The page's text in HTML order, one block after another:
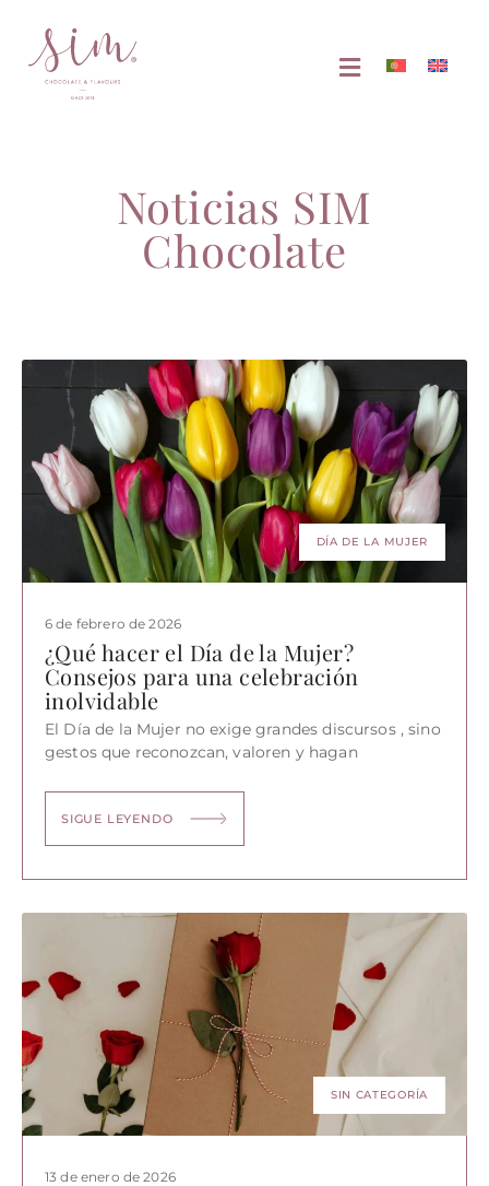
Noticias SIM
Chocolate
DÍA DE LA MUJER
6 de febrero de 2026
¿Qué hacer el Día de la Mujer?
Consejos para una celebración
inolvidable
El Día de la Mujer no exige grandes discursos , sino
gestos que reconozcan, valoren y hagan
SIGUE LEYENDO
SIN CATEGORÍA
13 de enero de 2026